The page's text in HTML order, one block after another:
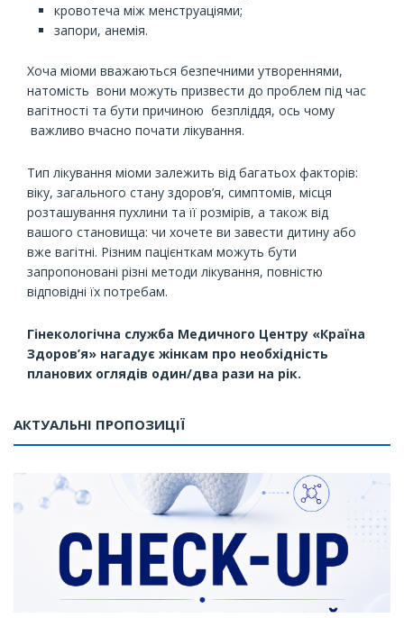
кровотеча між менструаціями;
запори, анемія.
Хоча міоми вважаються безпечними утвореннями,
натомість вони можуть призвести до проблем під час
вагітності та бути причиною безпліддя, ось чому
важливо вчасно почати лікування.
Тип лікування міоми залежить від багатьох факторів:
віку, загального стану здоров’я, симптомів, місця
розташування пухлини та її розмірів, а також від
вашого становища: чи хочете ви завести дитину або
вже вагітні. Різним пацієнткам можуть бути
запропоновані різні методи лікування, повністю
відповідні їх потребам.
Гінекологічна служба Медичного Центру «Країна
Здоров’я» нагадує жінкам про необхідність
планових оглядів один/два рази на рік.
АКТУАЛЬНІ ПРОПОЗИЦІЇ